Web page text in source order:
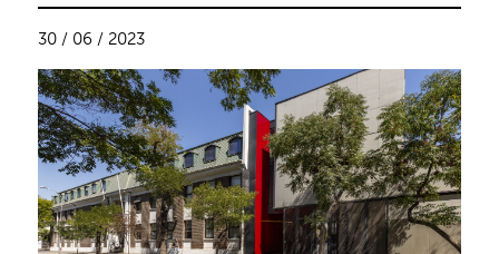
30 / 06 / 2023